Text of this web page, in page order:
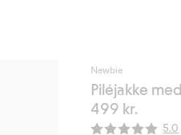
Newbie
Piléjakke
499 kr.
5.0